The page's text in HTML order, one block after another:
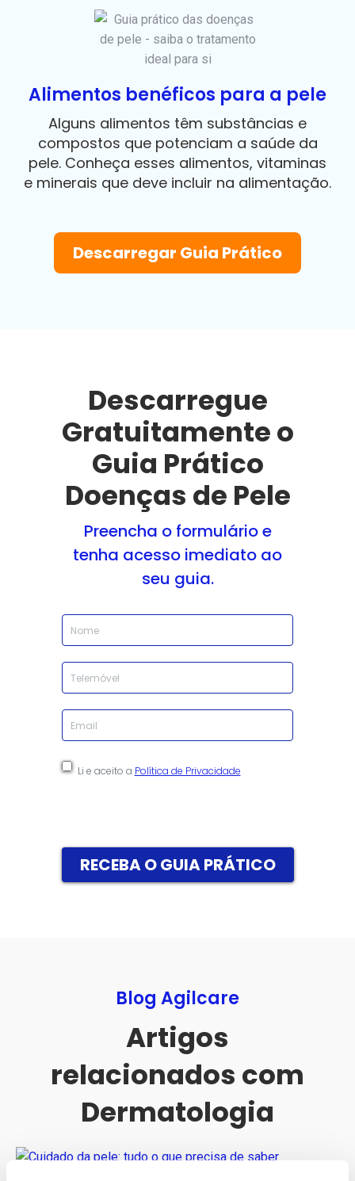
Alimentos benéficos para a pele
Alguns alimentos têm substâncias e
compostos que potenciam a saúde da
pele. Conheça esses alimentos, vitaminas
e minerais que deve incluir na alimentação.
Descarregar Guia Prático
Descarregue
Gratuitamente o
Guia Prático
Doenças de Pele
Preencha o formulário e
tenha acesso imediato ao
seu guia.
Nome
Telefone
Email
Consentimento
Li e aceito a Política de Privacidade
Blog Agilcare
Artigos
relacionados com
Dermatologia